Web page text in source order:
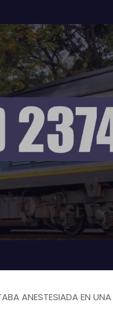
ANESTESIADA EN